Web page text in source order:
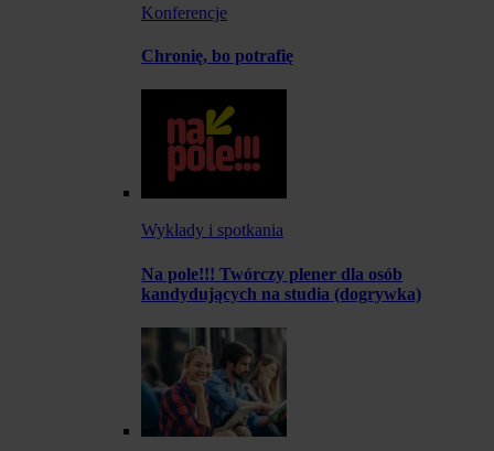
Konferencje
Chronię, bo potrafię
Wykłady i spotkania
Na pole!!! Twórczy plener dla osób
kandydujących na studia (dogrywka)